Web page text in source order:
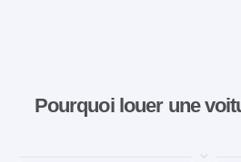
Pourquoi louer une